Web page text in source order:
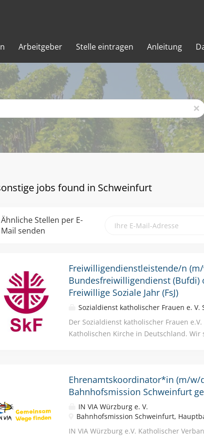
Arbeitgeber Stelle eintragen Anleitung
x
jobs found in Schweinfurt
Ähnliche Stellen per E-
Mail senden
Freiwilligendienstleistende/n
Bundesfreiwilligendienst (Bufdi)
Freiwillige Soziale Jahr (FsJ)
Sozialdienst katholischer Frauen e. V.
Der Sozialdienst katholischer Frauen
Katholischen Kirche in Deutschland.
willst… zeigen, was Du draufhast? dich
orientieren, die Zeit bis zum Beginn
überbrücken? Wir bieten eine
neuer Erfahrungen! Deine Aufgaben:
Projekten und Veranstaltungen für
Ehrenamtskoordinator*in (m/w/
Bahnhofsmission Schweinfurt
IN VIA Würzburg e. V.
Bahnhofsmission Schweinfurt,
IN VIA Würzburg e.V. Katholischer